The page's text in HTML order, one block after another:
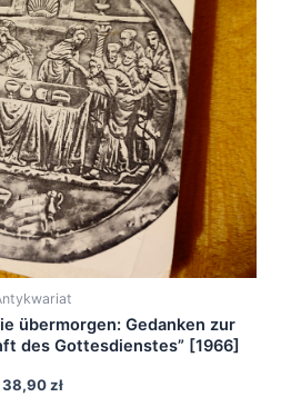
übermorgen: Gedanken zur
des Gottesdienstes” [1966]
38,90zł